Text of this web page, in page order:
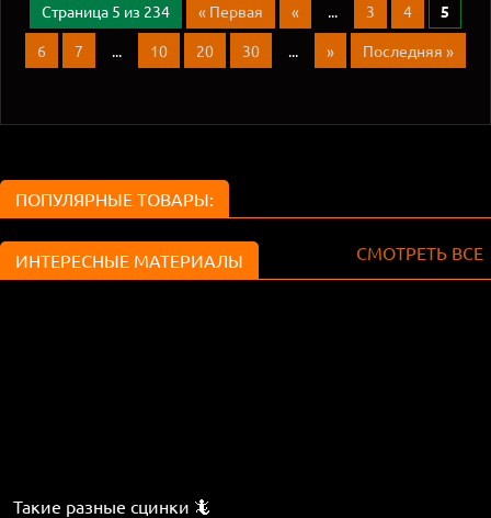
Страница 5 из 234 « Первая « ... 3 4
5
6
7 ... 10 20 30 ... » Последняя »
ПОПУЛЯРНЫЕ ТОВАРЫ:
ИНТЕРЕСНЫЕ МАТЕРИАЛЫ СМОТРЕТЬ ВСЕ
Такие разные сцинки 🦎